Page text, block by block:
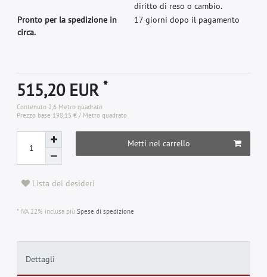
diritto di reso o cambio.
Pronto per la spedizione in
circa.
17 giorni dopo il pagamento
515,20 EUR*
Contenuto 2,6 Metro quadrato
Prezzo base 198,15 € / Metro quadrato
Metti nel carrello
Lista dei desideri
* IVA 22% inclusa più Spese di spedizione
Dettagli